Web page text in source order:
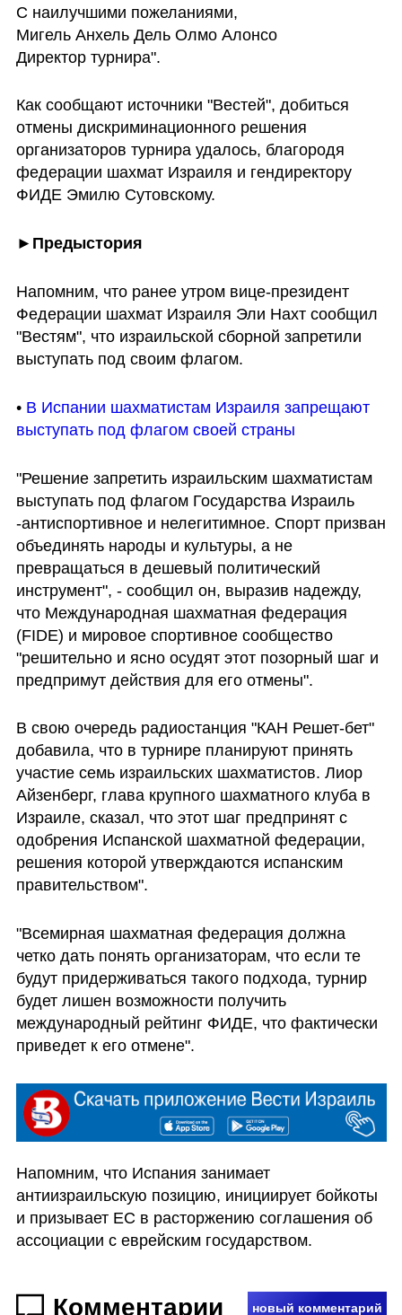
С наилучшими пожеланиями,
Мигель Анхель Дель Олмо Алонсо
Директор турнира".
Как сообщают источники "Вестей", добиться
отмены дискриминационного решения
организаторов турнира удалось, благородя
федерации шахмат Израиля и гендиректору
ФИДЕ Эмилю Сутовскому.
►Предыстория
Напомним, что ранее утром вице-президент
Федерации шахмат Израиля Эли Нахт сообщил
"Вестям", что израильской сборной запретили
выступать под своим флагом.
• В Испании шахматистам Израиля запрещают
выступать под флагом своей страны
"Решение запретить израильским шахматистам
выступать под флагом Государства Израиль
-антиспортивное и нелегитимное. Спорт призван
объединять народы и культуры, а не
превращаться в дешевый политический
инструмент", - сообщил он, выразив надежду,
что Международная шахматная федерация
(FIDE) и мировое спортивное сообщество
"решительно и ясно осудят этот позорный шаг и
предпримут действия для его отмены".
В свою очередь радиостанция "КАН Решет-бет"
добавила, что в турнире планируют принять
участие семь израильских шахматистов. Лиор
Айзенберг, глава крупного шахматного клуба в
Израиле, сказал, что этот шаг предпринят с
одобрения Испанской шахматной федерации,
решения которой утверждаются испанским
правительством".
"Всемирная шахматная федерация должна
четко дать понять организаторам, что если те
будут придерживаться такого подхода, турнир
будет лишен возможности получить
международный рейтинг ФИДЕ, что фактически
приведет к его отмене".
Напомним, что Испания занимает
антиизраильскую позицию, инициирует бойкоты
и призывает ЕС в расторжению соглашения об
ассоциации с еврейским государством.
Комментарии новый комментарий